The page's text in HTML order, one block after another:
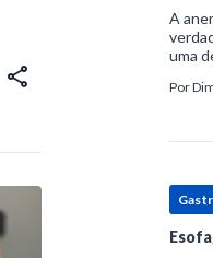
A
uma
Por